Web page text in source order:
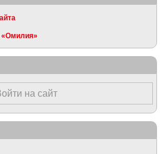
«Омилия»
на сайт